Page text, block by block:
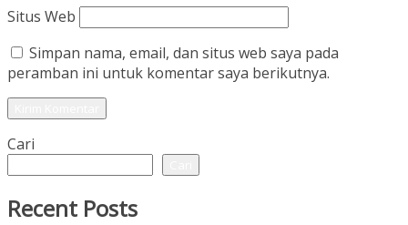
Situs Web
Simpan nama, email, dan situs web saya pada
peramban ini untuk komentar saya berikutnya.
Cari
Recent Posts